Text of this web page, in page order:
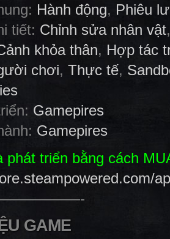
Hành động, Phiêu
tiết: Chỉnh sửa nhân vật
khỏa thân, Hợp tác
chơi, Thực tế,
Gamepires
Gamepires
phát triển bằng cách
GAME